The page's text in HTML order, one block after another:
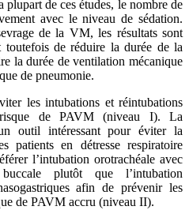
plupart de ces études, le nombre de
avec le niveau de sédation.
de la VM, les résultats sont
de réduire la durée de la
la durée de ventilation mécanique
de pneumonie.
les intubations et réintubations
de PAVM (niveau I). La
outil intéressant pour éviter la
patients en détresse respiratoire
l’intubation orotrachéale avec
plutôt que l’intubation
afin de prévenir les
de PAVM accru (niveau II).